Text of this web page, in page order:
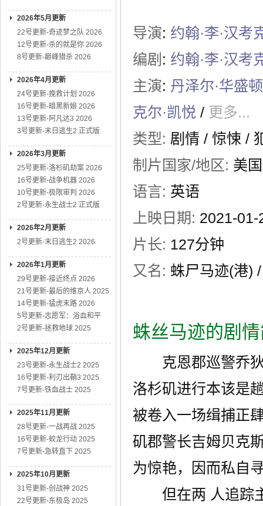
2026年5月更新
22号更新-奇迹梦之队 2026
12号更新-杀的就是你 2026
8号更新-巅峰猎杀 2026
2026年4月更新
24号更新-挽救计划 2026
16号更新-暗黑新娘 2026
13号更新-阿凡达3 2026
3号更新-末日逃生2 正式版
2026年3月更新
25号更新-洛杉矶劫案 2026
16号更新-战争机器 2026
10号更新-极限审判 2026
2号更新-永生战士2 正式版
2026年2月更新
2号更新-末日逃生2 2026
2026年1月更新
29号更新-接近终点 2026
21号更新-最后的维京人 2025
14号更新-猛虎末路 2026
5号更新-志愿军：浴血和平
2号更新-拯救地球 2025
2025年12月更新
23号更新-永生战士2 2025
16号更新-利刃出鞘3 2025
7号更新-铁血战士 2025
2025年11月更新
28号更新-一战再战 2025
16号更新-蛟龙行动 2025
7号更新-急转直下 2025
2025年10月更新
31号更新-创战神 2025
22号更新-东极岛 2025
导演: 约翰·李·汉考
编剧 : 约翰·李·汉考
主演: 丹泽尔·华盛顿
克尔·凯悦 / 更多...
类型: 剧情 / 惊悚 /
制片国家/地区: 美国
语言: 英语
上映日期: 2021-01-
片长: 127分钟
又名: 蛛尸马迹(港)
蛛丝马迹的剧
克恩郡巡警乔狄
洛杉矶进行本该是
被卷入一场缉捕正
矶郡警长吉姆贝克
为惊艳，因而私自
但在两 人追踪主